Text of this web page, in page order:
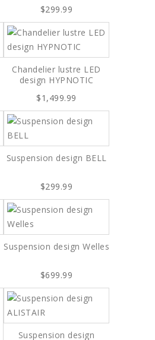
$299.99
Chandelier lustre LED
design HYPNOTIC
$1,499.99
Suspension design BELL
$299.99
Suspension design Welles
$699.99
Suspension design